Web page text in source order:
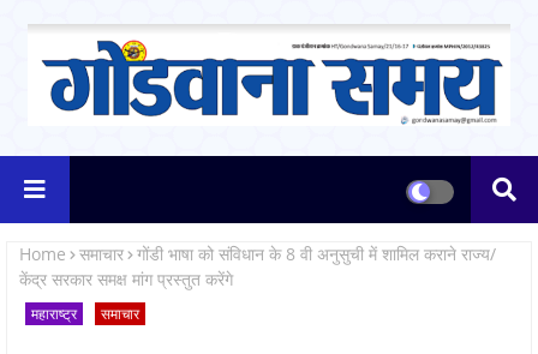
Home समाचार गोंडी भाषा को संविधान के 8 वी अनुसुची में शामिल कराने राज्य/
केंद्र सरकार समक्ष मांग प्रस्तुत करेंगे
महाराष्ट्र समाचार